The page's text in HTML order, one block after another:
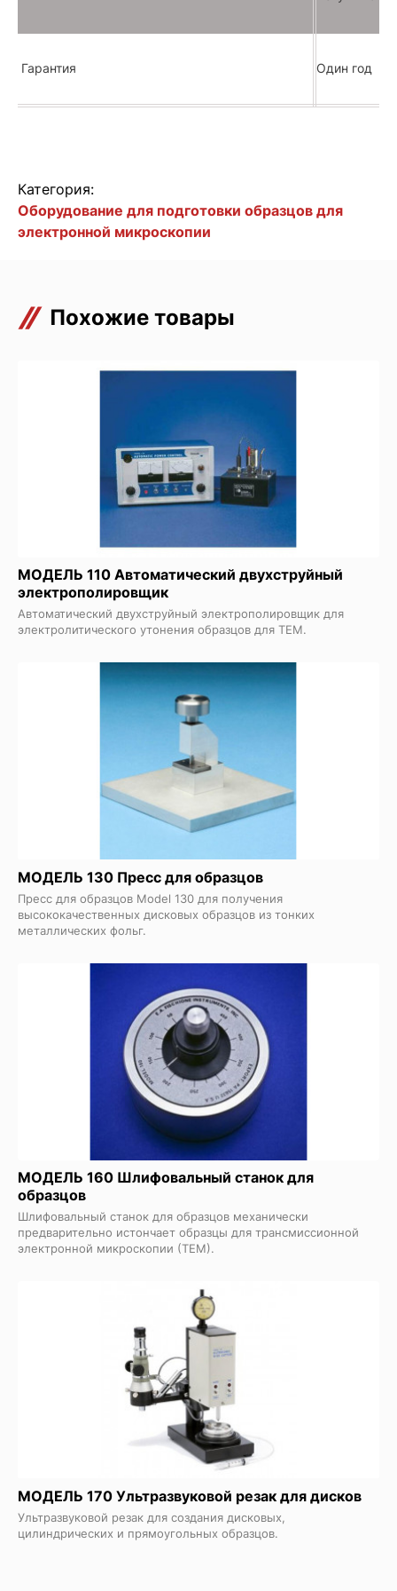
Гарантия Один год
Категория:
Оборудование для подготовки образцов для
электронной микроскопии
Похожие товары
МОДЕЛЬ 110 Автоматический двухструйный
электрополировщик
Автоматический двухструйный электрополировщик для
электролитического утонения образцов для ТЕМ.
МОДЕЛЬ 130 Пресс для образцов
Пресс для образцов Model 130 для получения
высококачественных дисковых образцов из тонких
металлических фольг.
МОДЕЛЬ 160 Шлифовальный станок для
образцов
Шлифовальный станок для образцов механически
предварительно истончает образцы для трансмиссионной
электронной микроскопии (ТЕМ).
МОДЕЛЬ 170 Ультразвуковой резак для дисков
Ультразвуковой резак для создания дисковых,
цилиндрических и прямоугольных образцов.